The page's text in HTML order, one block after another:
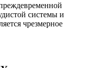
системы и
чрезмерное